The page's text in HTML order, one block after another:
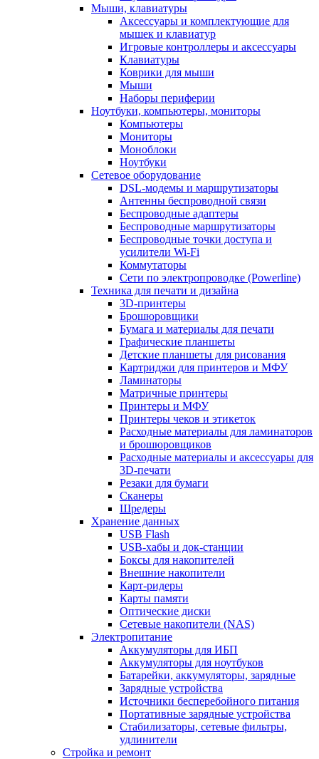
Мыши, клавиатуры
Аксессуары и комплектующие для
мышек и клавиатур
Игровые контроллеры и аксессуары
Клавиатуры
Коврики для мыши
Мыши
Наборы периферии
Ноутбуки, компьютеры, мониторы
Компьютеры
Мониторы
Моноблоки
Ноутбуки
Сетевое оборудование
DSL-модемы и маршрутизаторы
Антенны беспроводной связи
Беспроводные адаптеры
Беспроводные маршрутизаторы
Беспроводные точки доступа и
усилители Wi-Fi
Коммутаторы
Сети по электропроводке (Powerline)
Техника для печати и дизайна
3D-принтеры
Брошюровщики
Бумага и материалы для печати
Графические планшеты
Детские планшеты для рисования
Картриджи для принтеров и МФУ
Ламинаторы
Матричные принтеры
Принтеры и МФУ
Принтеры чеков и этикеток
Расходные материалы для ламинаторов
и брошюровщиков
Расходные материалы и аксессуары для
3D-печати
Резаки для бумаги
Сканеры
Шредеры
Хранение данных
USB Flash
USB-хабы и док-станции
Боксы для накопителей
Внешние накопители
Карт-ридеры
Карты памяти
Оптические диски
Сетевые накопители (NAS)
Электропитание
Аккумуляторы для ИБП
Аккумуляторы для ноутбуков
Батарейки, аккумуляторы, зарядные
Зарядные устройства
Источники бесперебойного питания
Портативные зарядные устройства
Стабилизаторы, сетевые фильтры,
удлинители
Стройка и ремонт